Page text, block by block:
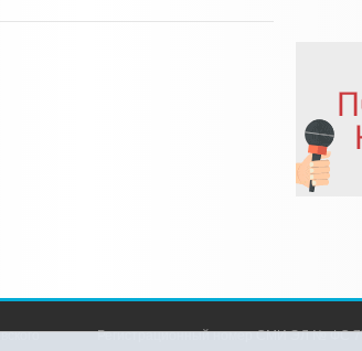
Регистрационный номер СМИ ЭЛ № ФС